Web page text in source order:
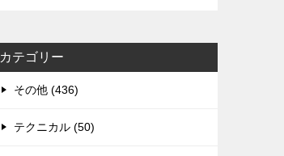
カテゴリー
その他 (436)
テクニカル (50)